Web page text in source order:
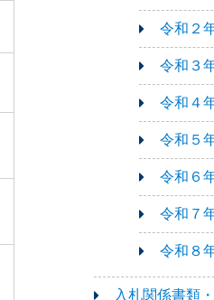
令和２
令和３
令和４
令和５
令和６
令和７
令和８
入札関係書類